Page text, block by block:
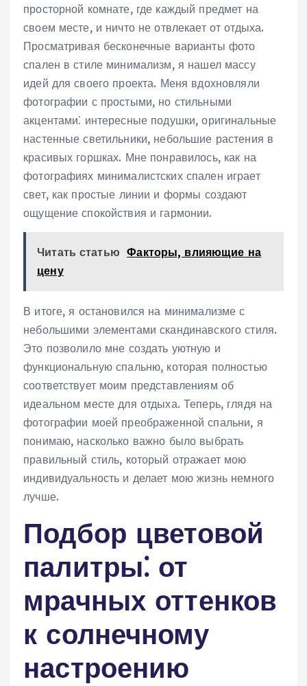
просторной комнате, где каждый предмет на
своем месте, и ничто не отвлекает от отдыха.
Просматривая бесконечные варианты фото
спален в стиле минимализм, я нашел массу
идей для своего проекта. Меня вдохновляли
фотографии с простыми, но стильными
акцентами⁚ интересные подушки, оригинальные
настенные светильники, небольшие растения в
красивых горшках. Мне понравилось, как на
фотографиях минималистских спален играет
свет, как простые линии и формы создают
ощущение спокойствия и гармонии.
Читать статью Факторы, влияющие на
цену
В итоге, я остановился на минимализме с
небольшими элементами скандинавского стиля.
Это позволило мне создать уютную и
функциональную спальню, которая полностью
соответствует моим представлениям об
идеальном месте для отдыха. Теперь, глядя на
фотографии моей преображенной спальни, я
понимаю, насколько важно было выбрать
правильный стиль, который отражает мою
индивидуальность и делает мою жизнь немного
лучше.
Подбор цветовой
палитры⁚ от
мрачных оттенков
к солнечному
настроению